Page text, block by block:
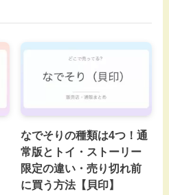
なでそりの種類は4つ！通
常版とトイ・ストーリー
限定の違い・売り切れ前
に買う方法【貝印】